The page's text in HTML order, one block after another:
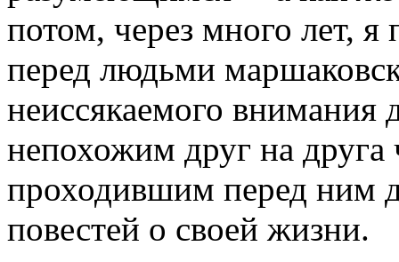
потом, через много лет, я
перед людьми
неиссякаемого внимания
непохожим друг на друга
проходившим перед ним
повестей о своей жизни.